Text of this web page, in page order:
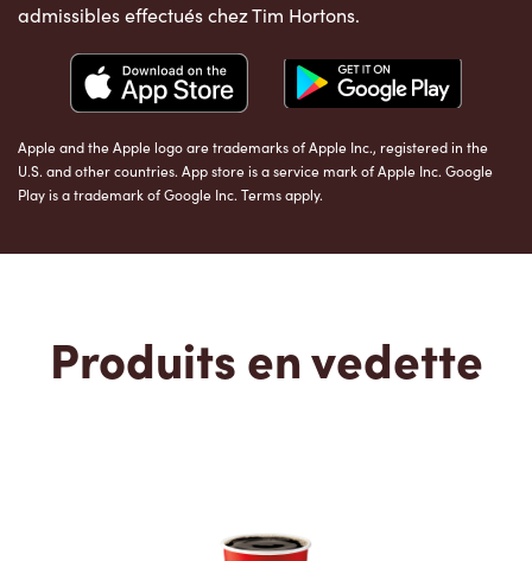
admissibles effectués chez Tim Hortons.
Apple and the Apple logo are trademarks of Apple Inc., registered in the
U.S. and other countries. App store is a service mark of Apple Inc. Google
Play is a trademark of Google Inc. Terms apply.
Produits en vedette